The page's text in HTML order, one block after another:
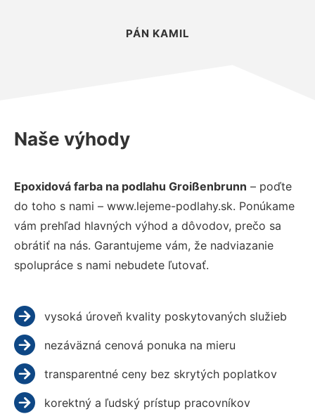
PÁN KAMIL
Naše výhody
Epoxidová farba na podlahu Groißenbrunn – poďte
do toho s nami – www.lejeme-podlahy.sk. Ponúkame
vám prehľad hlavných výhod a dôvodov, prečo sa
obrátiť na nás. Garantujeme vám, že nadviazanie
spolupráce s nami nebudete ľutovať.
vysoká úroveň kvality poskytovaných služieb
nezáväzná cenová ponuka na mieru
transparentné ceny bez skrytých poplatkov
korektný a ľudský prístup pracovníkov